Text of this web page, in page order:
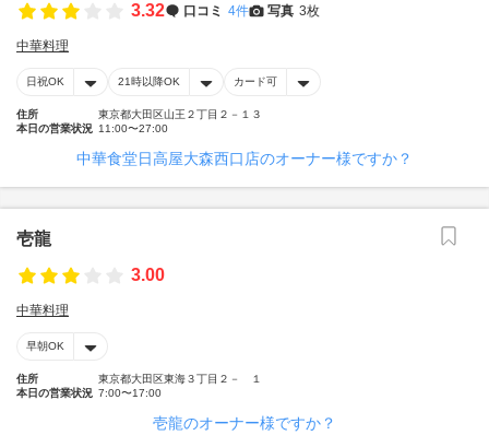
3.32 口コミ 4件 写真 3枚
中華料理
日祝OK 21時以降OK カード可
住所
東京都大田区山王２丁目２－１３
本日の営業状況 11:00〜27:00
中華食堂日高屋大森西口店のオーナー様ですか？
壱龍
3.00
中華料理
早朝OK
住所
東京都大田区東海３丁目２－ １
本日の営業状況 7:00〜17:00
壱龍のオーナー様ですか？